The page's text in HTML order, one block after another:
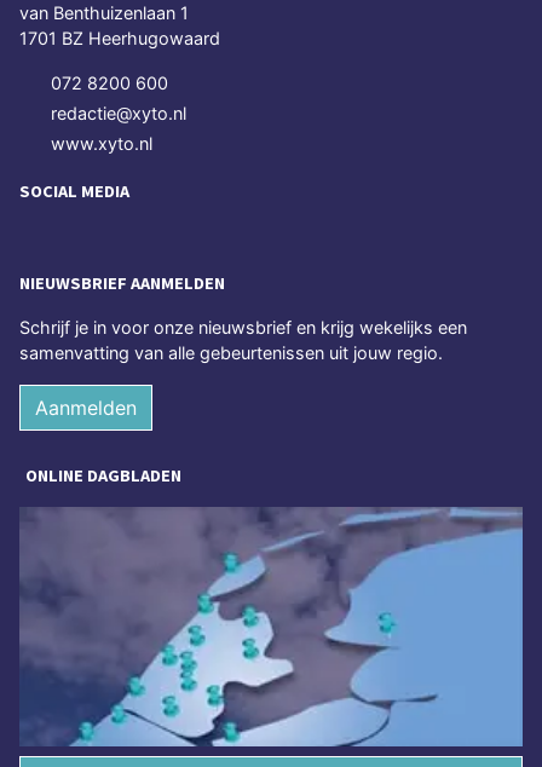
van Benthuizenlaan 1
1701 BZ Heerhugowaard
072 8200 600
redactie@xyto.nl
www.xyto.nl
SOCIAL MEDIA
NIEUWSBRIEF AANMELDEN
Schrijf je in voor onze nieuwsbrief en krijg wekelijks een
samenvatting van alle gebeurtenissen uit jouw regio.
Aanmelden
ONLINE DAGBLADEN